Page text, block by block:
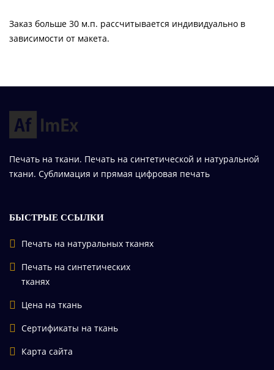
Заказ больше 30 м.п. рассчитывается индивидуально в
зависимости от макета.
Печать на ткани. Печать на синтетической и натуральной
ткани. Сублимация и прямая цифровая печать
БЫСТРЫЕ ССЫЛКИ
Печать на натуральных тканях
Печать на синтетических
тканях
Цена на ткань
Сертификаты на ткань
Карта сайта